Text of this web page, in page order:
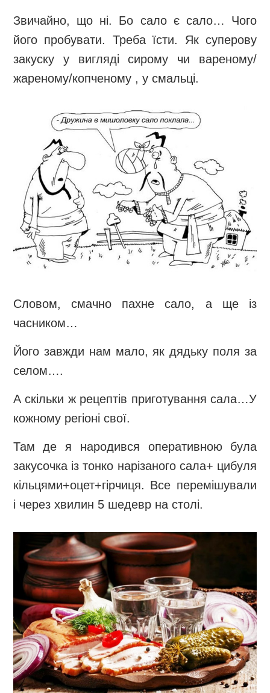
Звичайно, що ні. Бо сало є сало… Чого
його пробувати. Треба їсти. Як суперову
закуску у вигляді сирому чи вареному/
жареному/копченому , у смальці.
Словом, смачно пахне сало, а ще із
часником…
Його завжди нам мало, як дядьку поля за
селом….
А скільки ж рецептів приготування сала…У
кожному регіоні свої.
Там де я народився оперативною була
закусочка із тонко нарізаного сала+ цибуля
кільцями+оцет+гірчиця. Все перемішували
і через хвилин 5 шедевр на столі.